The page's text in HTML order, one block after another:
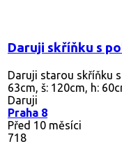
Daruji skříňku s
Daruji starou skříňku
63cm, š: 120cm, h:
Daruji
Praha 8
Před 10 měsíci
718